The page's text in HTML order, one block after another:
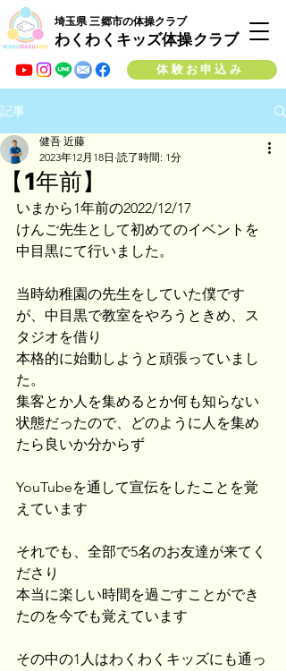
埼玉県 三郷市の体操クラブ
わくわくキッズ体操クラブ
体験お申込み
記事
【1年前】
健吾 近藤
2023年12月18日 読了時間: 1分
いまから1年前の2022/12/17
けんご先生として初めてのイベントを
中目黒にて行いました。
当時幼稚園の先生をしていた僕です
が、中目黒で教室をやろうときめ、ス
タジオを借り
本格的に始動しようと頑張っていまし
た。
集客とか人を集めるとか何も知らない
状態だったので、どのように人を集め
たら良いか分からず
YouTubeを通して宣伝をしたことを覚
えています
それでも、全部で5名のお友達が来てく
ださり
本当に楽しい時間を過ごすことができ
たのを今でも覚えています
その中の1人はわくわくキッズにも通っ